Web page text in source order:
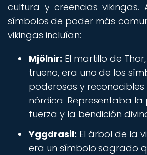
cultura y creencias vikingas.
símbolos de poder más
vikingas incluían:
Mjölnir: El martillo de
trueno, era uno de los
poderosos y
nórdica. Representaba la
fuerza y la bendición
Yggdrasil: El árbol de la
era un símbolo sagrado